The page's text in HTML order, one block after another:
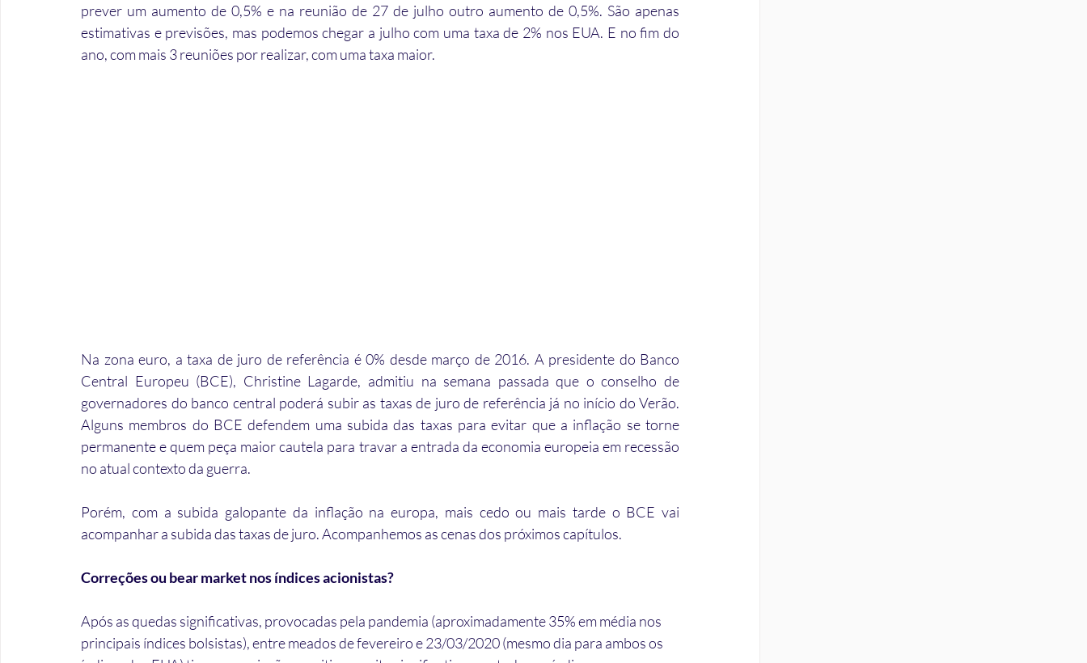
prever um aumento de 0,5% e na reunião de 27 de julho outro aumento de 0,5%. São apenas
estimativas e previsões, mas podemos chegar a julho com uma taxa de 2% nos EUA. E no fim do
ano, com mais 3 reuniões por realizar, com uma taxa maior.
Na zona euro, a taxa de juro de referência é 0% desde março de 2016. A presidente do Banco
Central Europeu (BCE), Christine Lagarde, admitiu na semana passada que o conselho de
governadores do banco central poderá subir as taxas de juro de referência já no início do Verão.
Alguns membros do BCE defendem uma subida das taxas para evitar que a inflação se torne
permanente e quem peça maior cautela para travar a entrada da economia europeia em recessão
no atual contexto da guerra.
Porém, com a subida galopante da inflação na europa, mais cedo ou mais tarde o BCE vai
acompanhar a subida das taxas de juro. Acompanhemos as cenas dos próximos capítulos.
Correções ou bear market nos índices acionistas?
Após as quedas significativas, provocadas pela pandemia (aproximadamente 35% em média nos
principais índices bolsistas), entre meados de fevereiro e 23/03/2020 (mesmo dia para ambos os